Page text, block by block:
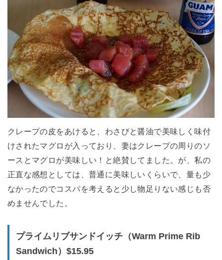
クレープの皮をあけると、わさびと醤油で美味しく味付
けされたマグロが入っており、妻はクレープの周りのソ
ースとマグロが美味しい！と絶賛してました。が、私の
正直な感想としては、普通に美味しいくらいで、量も少
なかったのでコスパを考えると少し物足りない感じも否
めませんでした。
プライムリブサンドイッチ（Warm Prime Rib
Sandwich）$15.95